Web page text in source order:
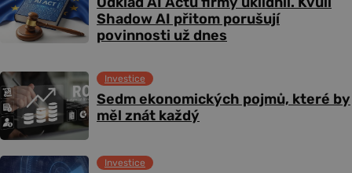
Shadow AI přitom porušují
povinnosti už dnes
Sedm ekonomických pojmů, které by
měl znát každý
Investice
Investice